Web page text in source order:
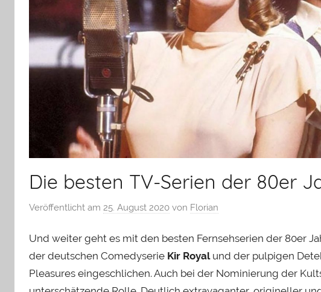
Die besten TV-Serien der 80er
Veröffentlicht am 25. August 2020 von Florian
Und weiter geht es mit den besten Fernsehserien der 80er
der deutschen Comedyserie Kir Royalund der pulpigen
Pleasures eingeschlichen. Auch bei der Nominierung der